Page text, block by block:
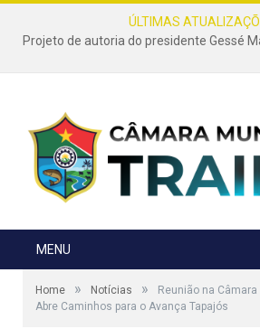
ÚLTIMAS
MENU
Home » Notícias »
Reunião na
Abre Caminhos para o Avança Tapajós